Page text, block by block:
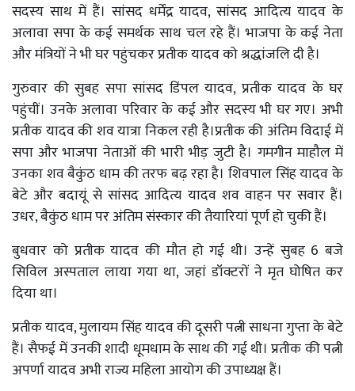
सदस्य साथ में हैं। सांसद धर्मेंद्र यादव, सांसद आदित्य यादव के
अलावा सपा के कई समर्थक साथ चल रहे हैं। भाजपा के कई नेता
और मंत्रियों ने भी घर पहुंचकर प्रतीक यादव को श्रद्धांजलि दी है।
गुरुवार की सुबह सपा सांसद डिंपल यादव, प्रतीक यादव के घर
पहुंचीं। उनके अलावा परिवार के कई और सदस्य भी घर गए। अभी
प्रतीक यादव की शव यात्रा निकल रही है।प्रतीक की अंतिम विदाई में
सपा और भाजपा नेताओं की भारी भीड़ जुटी है। गमगीन माहौल में
उनका शव बैकुंठ धाम की तरफ बढ़ रहा है। शिवपाल सिंह यादव के
बेटे और बदायूं से सांसद आदित्य यादव शव वाहन पर सवार हैं।
उधर, बैकुंठ धाम पर अंतिम संस्कार की तैयारियां पूर्ण हो चुकी हैं।
बुधवार को प्रतीक यादव की मौत हो गई थी। उन्हें सुबह 6 बजे
सिविल अस्पताल लाया गया था, जहां डॉक्टरों ने मृत घोषित कर
दिया था।
प्रतीक यादव, मुलायम सिंह यादव की दूसरी पत्नी साधना गुप्ता के बेटे
हैं। सैफई में उनकी शादी धूमधाम के साथ की गई थी। प्रतीक की पत्नी
अपर्णा यादव अभी राज्य महिला आयोग की उपाध्यक्ष हैं।